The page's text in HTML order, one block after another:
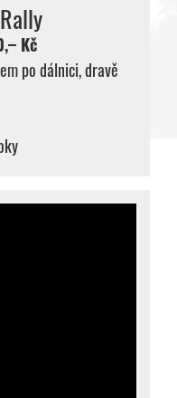
Kč
po dálnici, dravě